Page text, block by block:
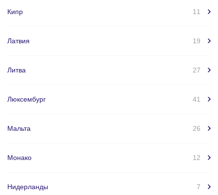
Кипр 11
Латвия 19
Литва 27
Люксембург 41
Мальта 26
Монако 12
Нидерланды 7